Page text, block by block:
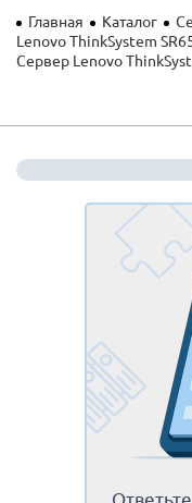
Главная Каталог
Lenovo ThinkSystem
Сервер Lenovo